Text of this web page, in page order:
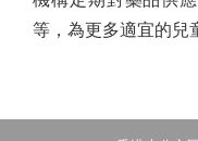
等，為更多適宜的兒